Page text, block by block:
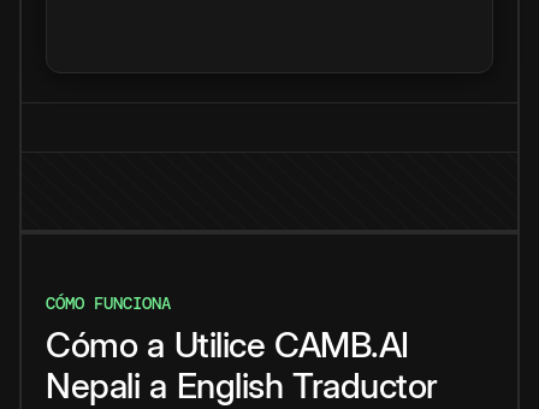
CÓMO FUNCIONA
Cómo a Utilice CAMB.AI
Nepali a English Traductor